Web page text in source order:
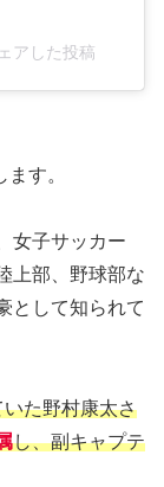
アした投稿
ます。
女子サッカー
上部、野球部な
として知られて
た野村康太さ
し、副キャプテ